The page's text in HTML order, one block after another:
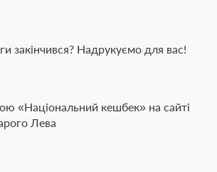
закінчився? Надрукуємо для вас!
«Національний кешбек» на сайті
Лева